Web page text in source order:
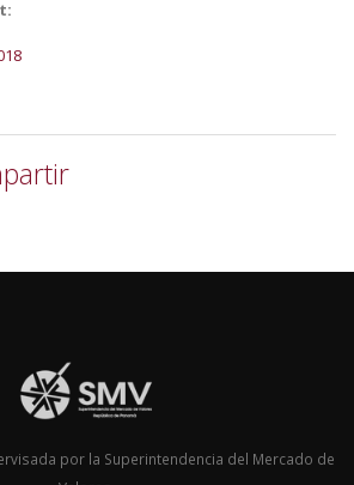
por la Superintendencia del Mercado de